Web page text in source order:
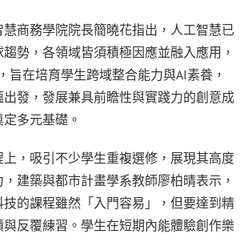
商務學院院長簡曉花指出，人工智慧已
勢，各領域皆須積極因應並融入應用，
旨在培育學生跨域整合能力與AI素養，
發，發展兼具前瞻性與實踐力的創意成
多元基礎。
上，吸引不少學生重複選修，展現其高度
建築與都市計畫學系教師廖柏晴表示，
技的課程雖然「入門容易」，但要達到精
反覆練習。學生在短期內能體驗創作樂